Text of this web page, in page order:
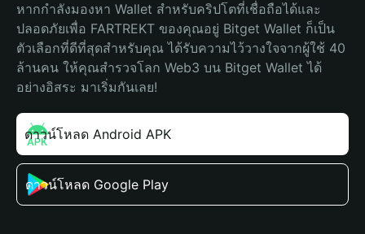
หากกำลังมองหา Wallet สำหรับคริปโตที่เชื่อถือได้และ
ปลอดภัยเพื่อ FARTREKT ของคุณอยู่ Bitget Wallet ก็เป็น
ตัวเลือกที่ดีที่สุดสำหรับคุณ ได้รับความไว้วางใจจากผู้ใช้ 40
ล้านคน ให้คุณสำรวจโลก Web3 บน Bitget Wallet ได้
อย่างอิสระ มาเริ่มกันเลย!
ดาวน์โหลด Android APK
ดาวน์โหลด Google Play